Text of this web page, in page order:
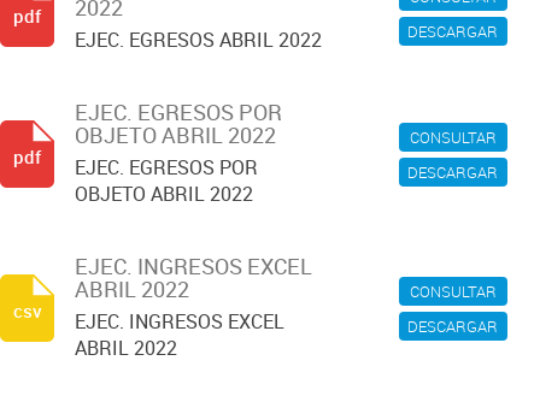
DESCARGAR
2022
EJEC. EGRESOS ABRIL 2022
pdf
CONSULTAR
DESCARGAR
EJEC. EGRESOS POR
OBJETO ABRIL 2022
EJEC. EGRESOS POR
OBJETO ABRIL 2022
pdf
CONSULTAR
DESCARGAR
EJEC. INGRESOS EXCEL
ABRIL 2022
EJEC. INGRESOS EXCEL
ABRIL 2022
csv